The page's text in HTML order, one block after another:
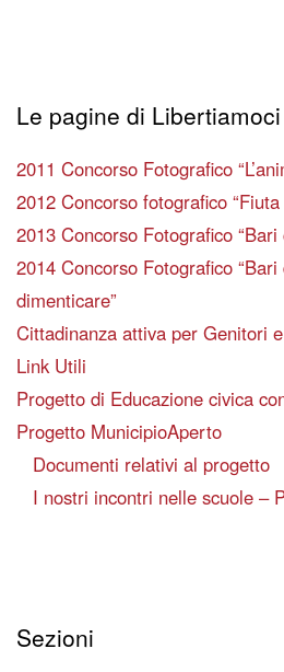
Le pagine di Libertiamoci
2011 Concorso Fotografico
2012 Concorso fotografico
2013 Concorso Fotografico “Bari
2014 Concorso Fotografico
dimenticare”
Cittadinanza attiva per Genitori
Link Utili
Progetto di Educazione civica
Progetto MunicipioAperto
Documenti relativi al progetto
I nostri incontri nelle scuole –
Sezioni